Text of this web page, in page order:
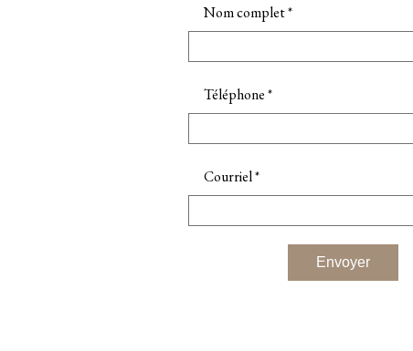
Nom complet*
Téléphone*
Courriel*
Envoyer